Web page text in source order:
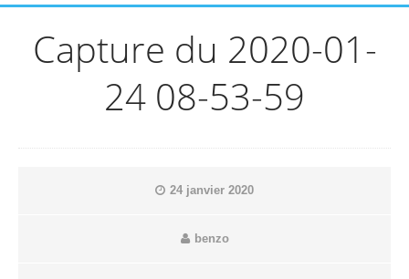
Capture du 2020-01-
24 08-53-59
24 janvier 2020
benzo